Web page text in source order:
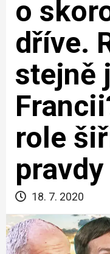
o
dříve.
stejně
role
pravdy
18. 7. 2020